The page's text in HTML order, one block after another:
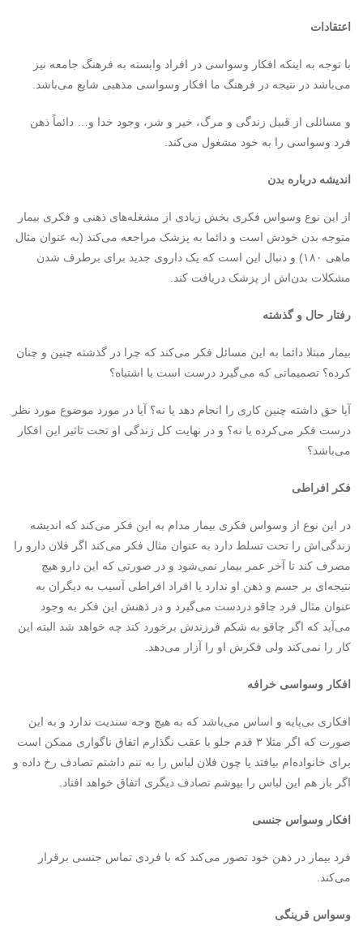
اعتقادات
با توجه به اینکه افکار وسواسی در افراد وابسته به فرهنگ جامعه نیز
می‌باشد در نتیجه در فرهنگ ما افکار وسواسی مذهبی شایع می‌باشد.
و مسائلی از قبیل زندگی و مرگ، خیر و شر، وجود خدا و… دائماً ذهن
فرد وسواسی را به خود مشغول می‌کند.
اندیشه درباره بدن
از این نوع وسواس فکری بخش زیادی از مشغله‌های ذهنی و فکری بیمار
متوجه بدن خودش است و دائما به پزشک مراجعه می‌کند (به عنوان مثال
ماهی ۱۸۰) و دنبال این است که یک داروی جدید برای برطرف شدن
مشکلات بدن‌اش از پزشک دریافت کند.
رفتار حال و گذشته
بیمار مبتلا دائما به این مسائل فکر می‌کند که چرا در گذشته چنین و چنان
کرده؟ تصمیماتی که می‌گیرد درست است یا اشتباه؟
آیا حق داشته چنین کاری را انجام دهد یا نه؟ آیا در مورد موضوع مورد نظر
درست فکر می‌کرده یا نه؟ و در نهایت کل زندگی او تحت تاثیر این افکار
می‌باشد؟
فکر افراطی
در این نوع از وسواس فکری بیمار مدام به این فکر می‌کند که اندیشه
زندگی‌اش را تحت تسلط دارد به عنوان مثال فکر می‌کند اگر فلان دارو را
مصرف کند تا آخر عمر بیمار نمی‌شود و در صورتی که این دارو هیچ
نتیجه‌ای بر جسم و ذهن او ندارد یا افراد افراطی آسیب به دیگران به
عنوان مثال فرد چاقو دردست می‌گیرد و در ذهنش این فکر به وجود
می‌آید که اگر چاقو به شکم فرزندش برخورد کند چه خواهد شد البته این
کار را نمی‌کند ولی فکرش او را آزار می‌دهد.
افکار وسواسی خرافه
افکاری بی‌پایه و اساس می‌باشد که به هیچ وجه سندیت ندارد و به این
صورت که اگر مثلا ۳ قدم جلو یا عقب نگذارم اتفاق ناگواری ممکن است
برای خانواده‌ام بیافتد یا چون فلان لباس را به تنم داشتم تصادف رخ داده و
اگر باز هم این لباس را بپوشم تصادف دیگری اتفاق خواهد افتاد.
افکار وسواس جنسی
فرد بیمار در ذهن خود تصور می‌کند که با فردی تماس جنسی برقرار
می‌کند.
وسواس قرینگی